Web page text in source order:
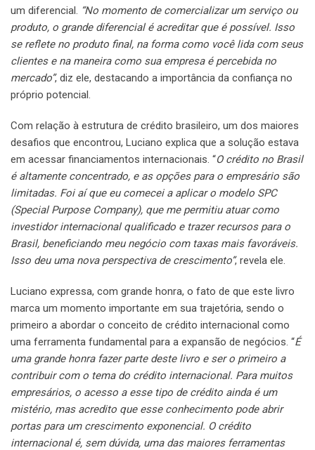
um diferencial. “No momento de comercializar um serviço ou
produto, o grande diferencial é acreditar que é possível. Isso
se reflete no produto final, na forma como você lida com seus
clientes e na maneira como sua empresa é percebida no
mercado”, diz ele, destacando a importância da confiança no
próprio potencial.
Com relação à estrutura de crédito brasileiro, um dos maiores
desafios que encontrou, Luciano explica que a solução estava
em acessar financiamentos internacionais. “O crédito no Brasil
é altamente concentrado, e as opções para o empresário são
limitadas. Foi aí que eu comecei a aplicar o modelo SPC
(Special Purpose Company), que me permitiu atuar como
investidor internacional qualificado e trazer recursos para o
Brasil, beneficiando meu negócio com taxas mais favoráveis.
Isso deu uma nova perspectiva de crescimento”, revela ele.
Luciano expressa, com grande honra, o fato de que este livro
marca um momento importante em sua trajetória, sendo o
primeiro a abordar o conceito de crédito internacional como
uma ferramenta fundamental para a expansão de negócios. “É
uma grande honra fazer parte deste livro e ser o primeiro a
contribuir com o tema do crédito internacional. Para muitos
empresários, o acesso a esse tipo de crédito ainda é um
mistério, mas acredito que esse conhecimento pode abrir
portas para um crescimento exponencial. O crédito
internacional é, sem dúvida, uma das maiores ferramentas